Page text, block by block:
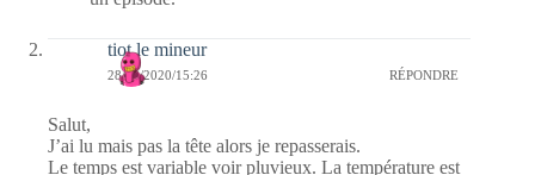
tiot le mineur
28/08/2020/15:26 RÉPONDRE
Salut,
J’ai lu mais pas la tête alors je repasserais.
Le temps est variable voir pluvieux. La température est